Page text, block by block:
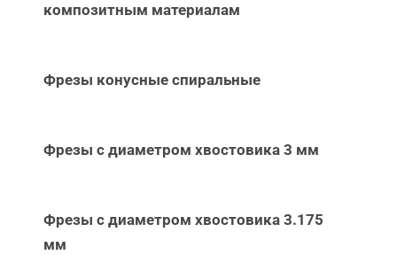
композитным материалам
Фрезы конусные спиральные
Фрезы с диаметром хвостовика 3 мм
Фрезы с диаметром хвостовика 3.175
мм